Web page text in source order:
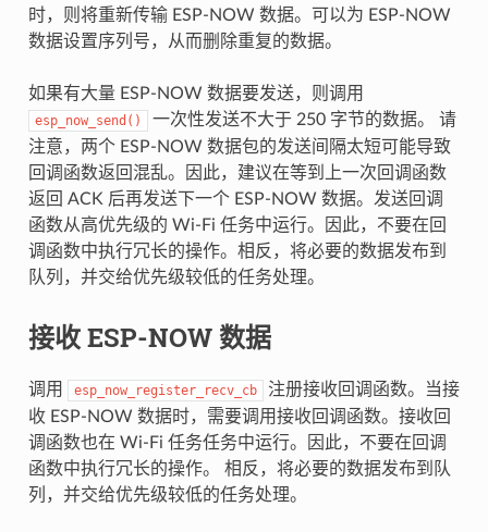
时，则将重新传输 ESP-NOW 数据。可以为 ESP-NOW
数据设置序列号，从而删除重复的数据。
如果有大量 ESP-NOW 数据要发送，则调用
esp_now_send()
一次性发送不大于 250 字节的数据。 请
注意，两个 ESP-NOW 数据包的发送间隔太短可能导致
回调函数返回混乱。因此，建议在等到上一次回调函数
返回 ACK 后再发送下一个 ESP-NOW 数据。发送回调
函数从高优先级的 Wi-Fi 任务中运行。因此，不要在回
调函数中执行冗长的操作。相反，将必要的数据发布到
队列，并交给优先级较低的任务处理。
接收 ESP-NOW 数据
调用 esp_now_register_recv_cb
注册接收回调函数。当接
收 ESP-NOW 数据时，需要调用接收回调函数。接收回
调函数也在 Wi-Fi 任务任务中运行。因此，不要在回调
函数中执行冗长的操作。 相反，将必要的数据发布到队
列，并交给优先级较低的任务处理。